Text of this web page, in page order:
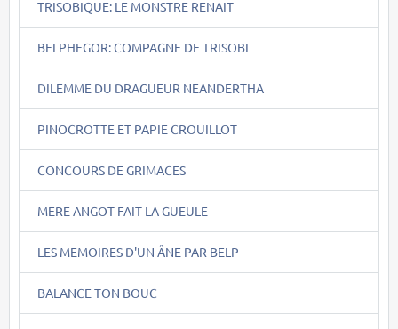
TRISOBIQUE: LE MONSTRE RENAIT
BELPHEGOR: COMPAGNE DE TRISOBI
DILEMME DU DRAGUEUR NEANDERTHA
PINOCROTTE ET PAPIE CROUILLOT
CONCOURS DE GRIMACES
MERE ANGOT FAIT LA GUEULE
LES MEMOIRES D'UN ÂNE PAR BELP
BALANCE TON BOUC